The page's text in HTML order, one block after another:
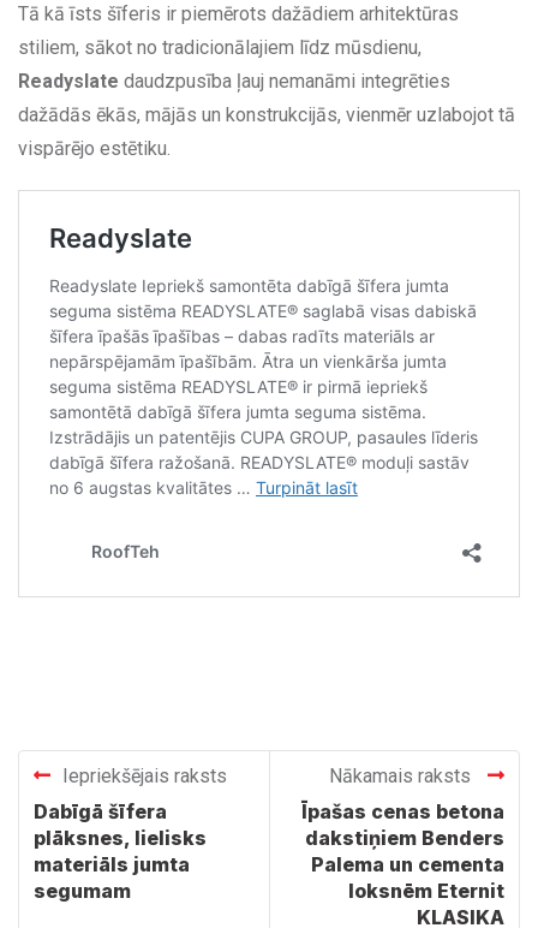
Tā kā īsts šīferis ir piemērots dažādiem arhitektūras
stiliem, sākot no tradicionālajiem līdz mūsdienu,
Readyslate daudzpusība ļauj nemanāmi integrēties
dažādās ēkās, mājās un konstrukcijās, vienmēr uzlabojot tā
vispārējo estētiku.
Iepriekšējais raksts
Dabīgā šīfera
plāksnes, lielisks
materiāls jumta
segumam
Nākamais raksts
Īpašas cenas betona
dakstiņiem Benders
Palema un cementa
loksnēm Eternit
KLASIKA